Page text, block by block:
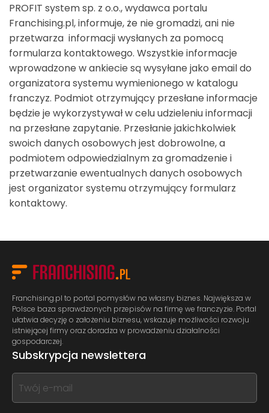
PROFIT system sp. z o.o., wydawca portalu
Franchising.pl, informuje, że nie gromadzi, ani nie
przetwarza informacji wysłanych za pomocą
formularza kontaktowego. Wszystkie informacje
wprowadzone w ankiecie są wysyłane jako email do
organizatora systemu wymienionego w katalogu
franczyz. Podmiot otrzymujący przesłane informacje
będzie je wykorzystywał w celu udzieleniu informacji
na przesłane zapytanie. Przesłanie jakichkolwiek
swoich danych osobowych jest dobrowolne, a
podmiotem odpowiedzialnym za gromadzenie i
przetwarzanie ewentualnych danych osobowych
jest organizator systemu otrzymujący formularz
kontaktowy.
Franchising.pl to portal pomysłów na własny biznes. Największa w
Polsce baza sprawdzonych przepisów na firmę we franczyzie. Portal
ułatwia decyzję o założeniu biznesu, wskazuje możliwości rozwoju
istniejącej firmy oraz doradza w prowadzeniu działalności
gospodarczej.
Subskrypcja newslettera
If
you